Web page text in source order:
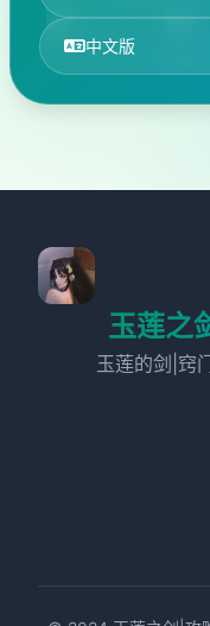
中文版
玉莲之
玉莲的剑|窍